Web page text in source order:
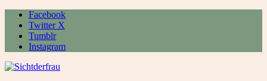
Facebook
Twitter X
Tumblr
Instagram